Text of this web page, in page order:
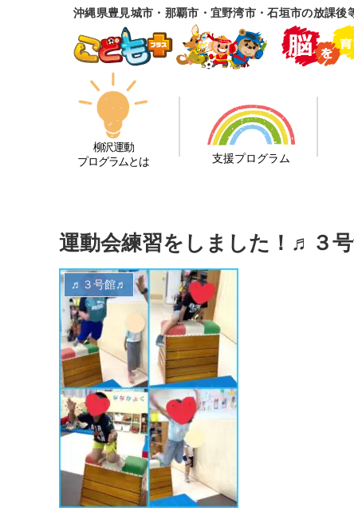
沖縄県豊見城市・那覇市・宜野湾市・石垣市の放課
柳沢運動
プログラムとは
支援プログラム
運動会練習をしました！♬３
♬３号館♬